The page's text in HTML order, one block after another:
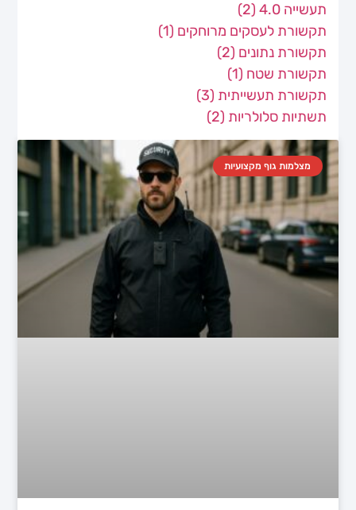
מצלמות גוף מקצועיות
תעשייה 4.0
(2)
תקשורת לעסקים מרוחקים (1)
תקשורת נתונים (2)
תקשורת שטח (1)
תקשורת תעשייתית (3)
תשתיות סלולריות (2)